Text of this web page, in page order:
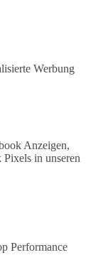
Werbung
Anzeigen,
Pixels in unseren
Performance